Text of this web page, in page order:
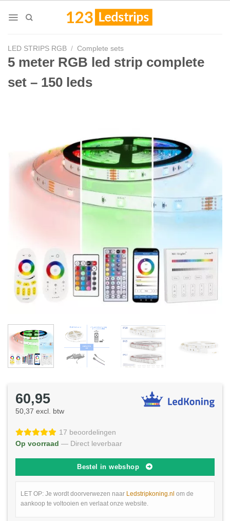
LED STRIPS RGB / Complete sets
5 meter RGB led strip complete
set – 150 leds
60,95
50,37 excl. btw
17 beoordelingen
Op voorraad — Direct leverbaar
Bestel in webshop
LET OP: Je wordt doorverwezen naar Ledstripkoning.nl om de
aankoop te voltooien en verlaat onze website.